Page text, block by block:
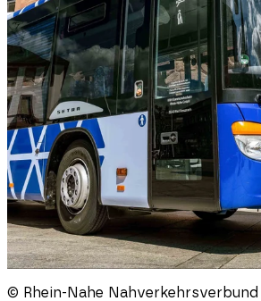
© Rhein-Nahe Nahverkehrsverbund